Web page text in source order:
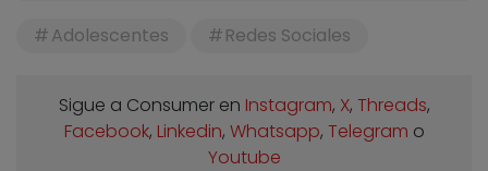
Adolescentes Redes Sociales
Sigue a Consumer en Instagram, X, Threads,
Facebook, Linkedin, Whatsapp, Telegram o
Youtube